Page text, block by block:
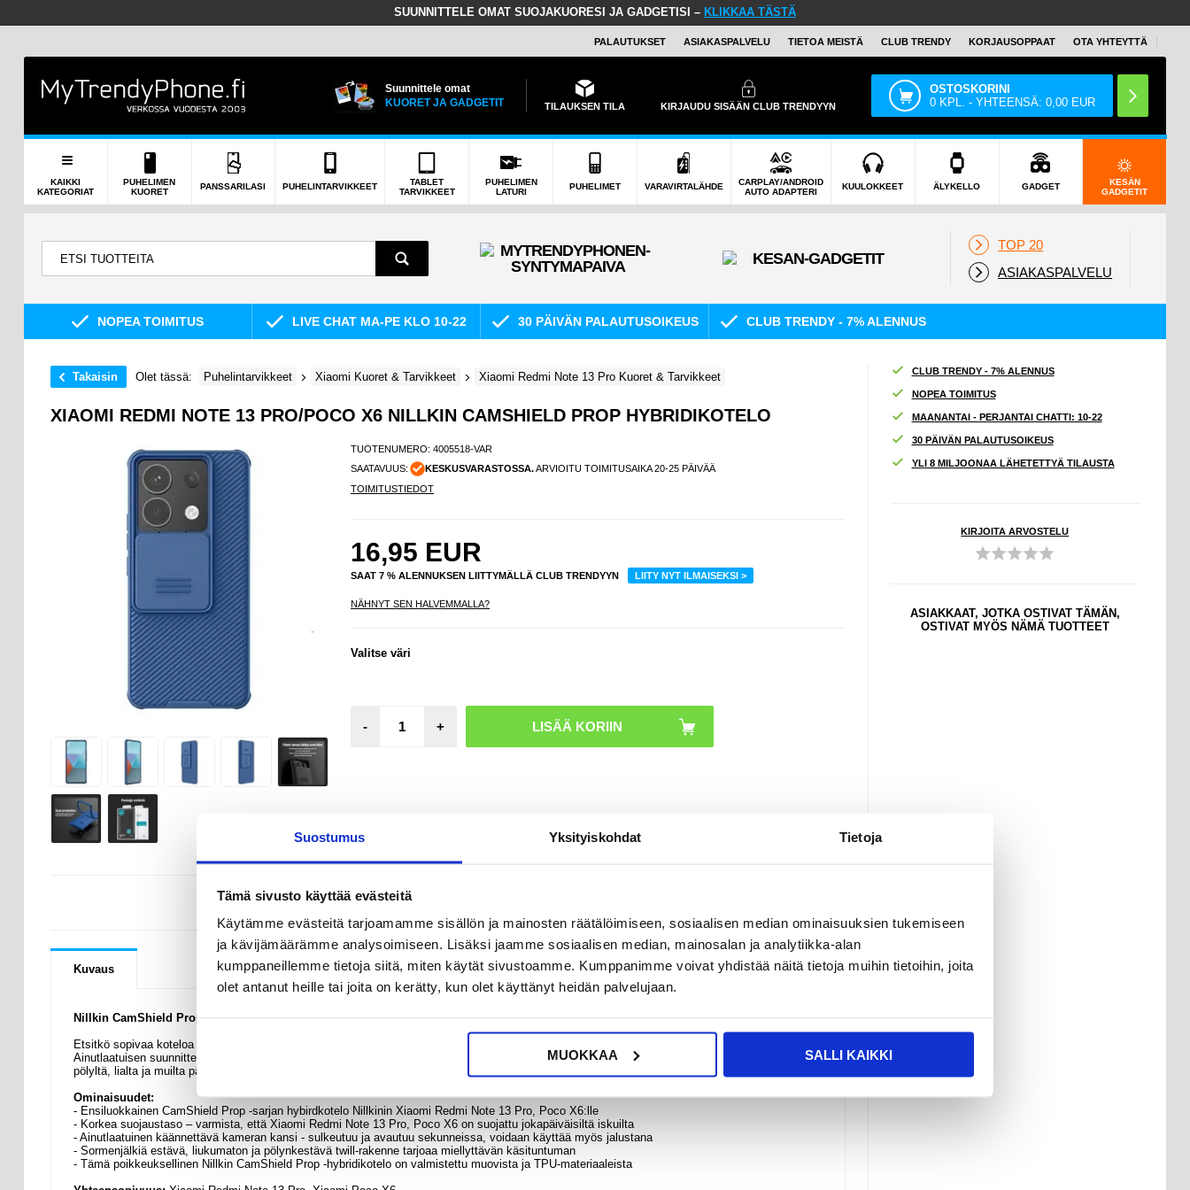
Suostumus Yksityiskohdat Tietoja
Tämä sivusto käyttää evästeitä
Käytämme evästeitä tarjoamamme sisällön ja mainosten räätälöimiseen, sosiaalisen median ominaisuuksien tukemiseen
ja kävijämäärämme analysoimiseen. Lisäksi jaamme sosiaalisen median, mainosalan ja analytiikka-alan
kumppaneillemme tietoja siitä, miten käytät sivustoamme. Kumppanimme voivat yhdistää näitä tietoja muihin tietoihin, joita
olet antanut heille tai joita on kerätty, kun olet käyttänyt heidän palvelujaan.
MUOKKAA SALLI KAIKKI
SUUNNITTELE OMAT SUOJAKUORESI JA GADGETISI – KLIKKAA TÄSTÄ
PALAUTUKSET ASIAKASPALVELU TIETOA MEISTÄ CLUB TRENDY KORJAUSOPPAAT OTA YHTEYTTÄ
Suunnittele omat
KUORET JA GADGETIT
TILAUKSEN TILA KIRJAUDU SISÄÄN CLUB TRENDYYN
OSTOSKORINI
0 KPL. - YHTEENSÄ:0,00 EUR
KAIKKI
KATEGORIAT
PUHELIMEN
KUORET
PANSSARILASI PUHELINTARVIKKEET
TABLET
TARVIKKEET
PUHELIMEN
LATURI
PUHELIMET VARAVIRTALÄHDE
CARPLAY/ANDROID
AUTO ADAPTERI
KUULOKKEET ÄLYKELLO GADGET
KESÄN
GADGETIT
TOP 20
ASIAKASPALVELU
NOPEA TOIMITUS LIVE CHAT MA-PE KLO 10-22 30 PÄIVÄN PALAUTUSOIKEUS CLUB TRENDY - 7% ALENNUS
Takaisin Olet tässä: Puhelintarvikkeet Xiaomi Kuoret & Tarvikkeet Xiaomi Redmi Note 13 Pro Kuoret & Tarvikkeet
XIAOMI REDMI NOTE 13 PRO/POCO X6 NILLKIN CAMSHIELD PROP HYBRIDIKOTELO
TUOTENUMERO:4005518-VAR
SAATAVUUS:
KESKUSVARASTOSSA.ARVIOITU TOIMITUSAIKA 20-25 PÄIVÄÄ
TOIMITUSTIEDOT
16,95 EUR
SAAT 7 % ALENNUKSEN LIITTYMÄLLÄ CLUB TRENDYYN LIITY NYT ILMAISEKSI >
NÄHNYT SEN HALVEMMALLA?
Valitse väri
- +
KYSYMYKSIÄ? KYSY POIS
Kuvaus
Nillkin CamShield Prop Hybridikotelo - Xiaomi Redmi Note 13 Pro, Poco X6
Etsitkö sopivaa koteloa Xiaomi Redmi Note 13 Pro, Poco X6:lle? Nillkin CamShield Prop -hybridikotelo on yhdistelmä eleganssia ja suojausta.
Ainutlaatuisen suunnittelunsa ansiosta varmista, että Xiaomi Redmi Note 13 Pro, Poco X6 -kamerasi on 100 % suojattu kolhuilta, naarmuilta,
pölyltä, lialta ja muilta päivittäisiltä vaurioilta. Voit myös käyttää kameran kantta jalustana ja nauttia videoiden katselusta handsfree-tilassa.
Ominaisuudet:
- Ensiluokkainen CamShield Prop -sarjan hybirdkotelo Nillkinin Xiaomi Redmi Note 13 Pro, Poco X6:lle
- Korkea suojaustaso – varmista, että Xiaomi Redmi Note 13 Pro, Poco X6 on suojattu jokapäiväisiltä iskuilta
- Ainutlaatuinen käännettävä kameran kansi - sulkeutuu ja avautuu sekunneissa, voidaan käyttää myös jalustana
- Sormenjälkiä estävä, liukumaton ja pölynkestävä twill-rakenne tarjoaa miellyttävän käsituntuman
- Tämä poikkeuksellinen Nillkin CamShield Prop -hybridikotelo on valmistettu muovista ja TPU-materiaaleista
CLUB TRENDY - 7% ALENNUS
NOPEA TOIMITUS
MAANANTAI - PERJANTAI CHATTI: 10-22
30 PÄIVÄN PALAUTUSOIKEUS
YLI 8 MILJOONAA LÄHETETTYÄ TILAUSTA
KIRJOITA ARVOSTELU
ASIAKKAAT, JOTKA OSTIVAT TÄMÄN,
OSTIVAT MYÖS NÄMÄ TUOTTEET